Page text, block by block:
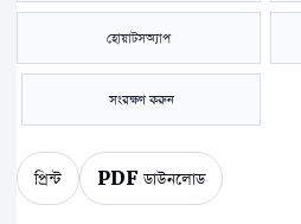
হোয়াটসঅ্যাপ
সংরক্ষণ করুন
প্রিন্ট PDF ডাউনলোড